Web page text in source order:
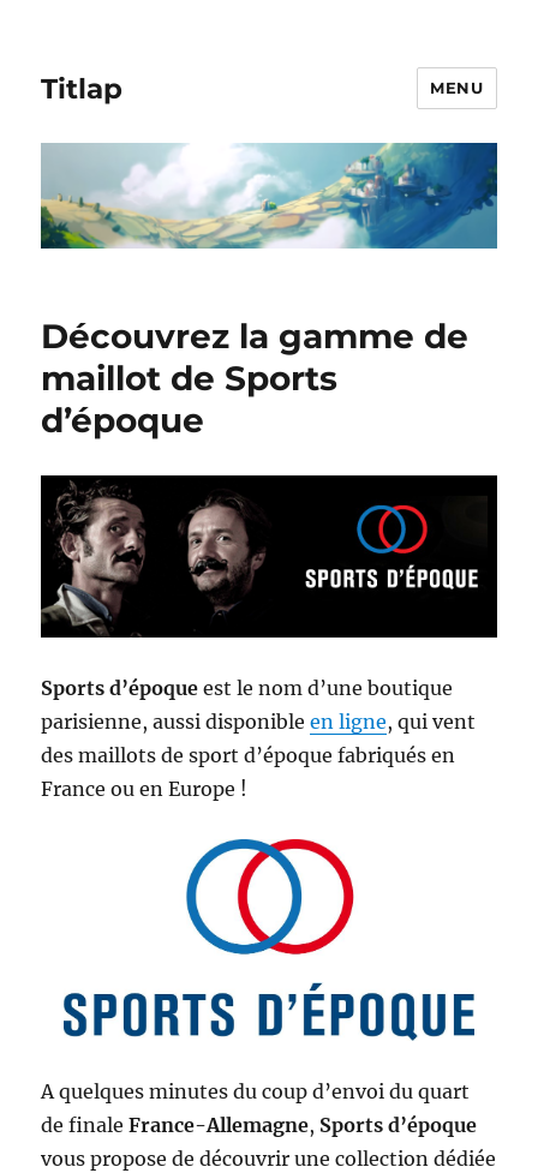
Titlap MENU
Découvrez la gamme de
maillot de Sports
d’époque
Sports d’époque est le nom d’une boutique
parisienne, aussi disponibleen ligne, qui vent
des maillots de sport d’époque fabriqués en
France ou en Europe !
A quelques minutes du coup d’envoi du quart
de finaleFrance-Allemagne, Sports d’époque
vous propose de découvrir une collection dédiée